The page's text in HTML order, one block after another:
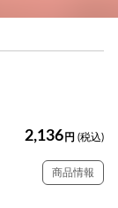
2,136 円 (税込)
商品情報